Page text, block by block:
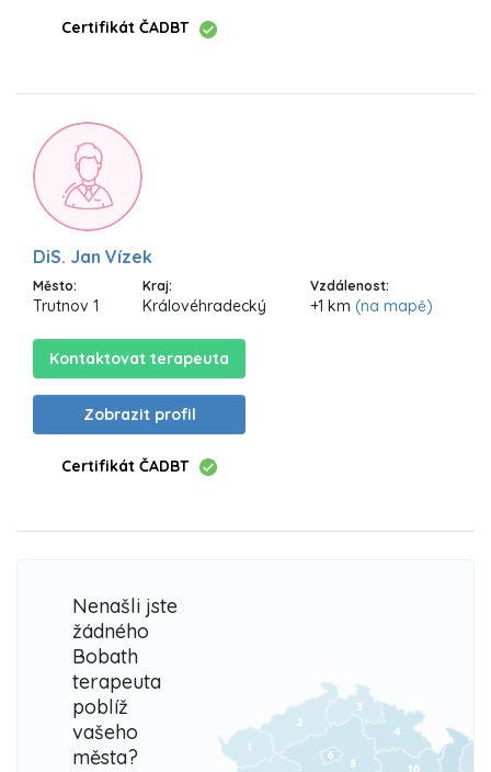
Certifikát ČADBT
DiS. Jan Vízek
Město:
Trutnov 1
Kraj:
Královéhradecký
Vzdálenost:
+1 km (na mapě)
Kontaktovat terapeuta
Zobrazit profil
Certifikát ČADBT
Nenašli jste
žádného
Bobath
terapeuta
poblíž
vašeho
města?